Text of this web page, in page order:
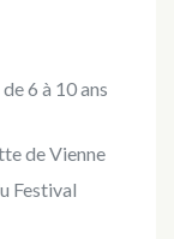
6 à 10 ans
de Vienne
Festival